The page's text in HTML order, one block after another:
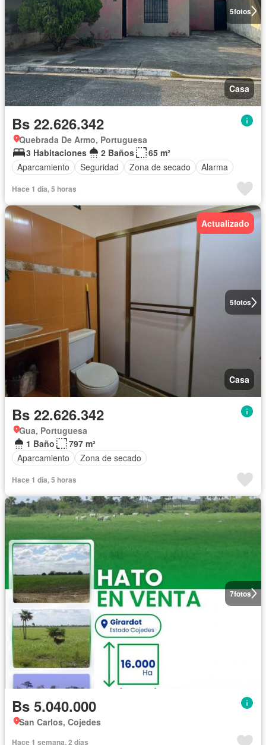
5fotos
Casa
Bs 22.626.342
Quebrada De Armo, Portuguesa
3 Habitaciones
2 Baños
65 m²
Aparcamiento
Seguridad Zona de secado Alarma
Hace 1 día, 5 horas
5fotos
Actualizado
Casa
Bs 22.626.342
Gua, Portuguesa
1 Baño
797 m²
Aparcamiento
Zona de secado
Hace 1 día, 5 horas
7fotos
Bs 5.040.000
San Carlos, Cojedes
Hace 1 semana, 2 días